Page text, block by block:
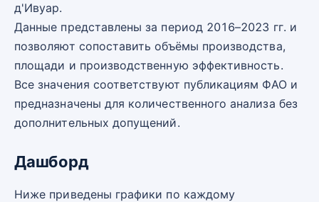
д'Ивуар.
Данные представлены за период 2016–2023 гг. и
позволяют сопоставить объёмы производства,
площади и производственную эффективность.
Все значения соответствуют публикациям ФАО и
предназначены для количественного анализа без
дополнительных допущений.
Дашборд
Ниже приведены графики по каждому